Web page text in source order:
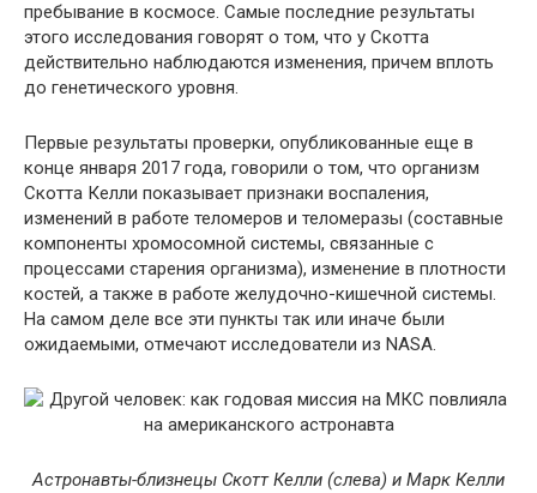
пребывание в космосе. Самые последние результаты
этого исследования говорят о том, что у Скотта
действительно наблюдаются изменения, причем вплоть
до генетического уровня.
Первые результаты проверки, опубликованные еще в
конце января 2017 года, говорили о том, что организм
Скотта Келли показывает признаки воспаления,
изменений в работе теломеров и теломеразы (составные
компоненты хромосомной системы, связанные с
процессами старения организма), изменение в плотности
костей, а также в работе желудочно-кишечной системы.
На самом деле все эти пункты так или иначе были
ожидаемыми, отмечают исследователи из NASA.
Астронавты-близнецы Скотт Келли (слева) и Марк Келли